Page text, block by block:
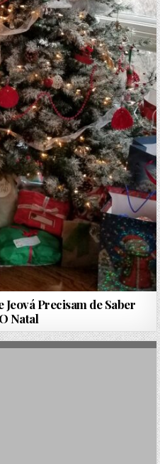
Jeová Precisam de Saber
Natal